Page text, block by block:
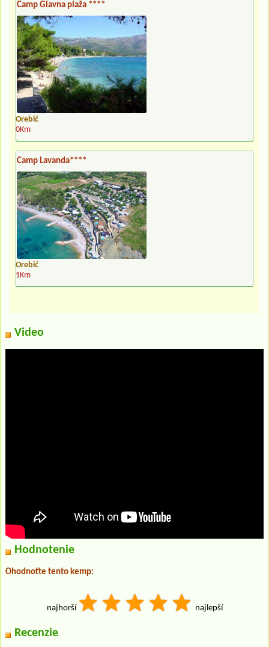
Camp Glavna plaža ****
Orebić
0Km
Camp Lavanda****
Orebić
1Km
Video
Hodnotenie
Ohodnoťte tento kemp:
najhorší najlepší
Recenzie